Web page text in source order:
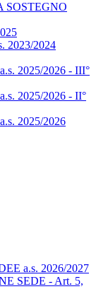
SOSTEGNO
2023/2024
2025/2026 - III°
2025/2026 - II°
2025/2026
a.s. 2026/2027
SEDE - Art. 5,